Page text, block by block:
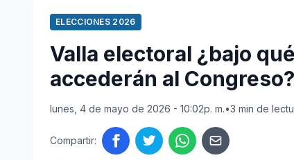
ELECCIONES 2026
Valla electoral ¿bajo
accederán al Congreso?
lunes, 4 de mayo de 2026 - 10:02p. m.•3 min de
Compartir: